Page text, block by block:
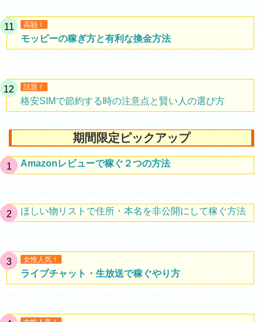
高額！
モッピーの稼ぎ方と有利な換金方法
話題！
格安SIMで節約する時の注意点と賢い人の選び方
期間限定ピックアップ
Amazonレビューで稼ぐ２つの方法
ほしい物リストで住所・本名を非公開にして稼ぐ方法
女性人気！
ライブチャット・生放送で稼ぐやり方